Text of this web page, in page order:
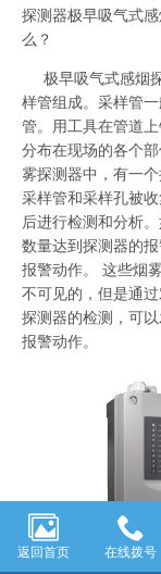
探测器极早吸气式
么？
极早吸气式感烟
样管组成。采样管
管。用工具在管道
分布在现场的各个
雾探测器中，有一
采样管和采样孔被
后进行检测和分析
数量达到探测器的
报警动作。 这些烟
不可见的，但是通
探测器的检测，可
报警动作。
返回首页 在线拨号